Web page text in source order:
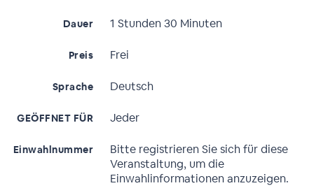
Dauer 1 Stunden 30 Minuten
Preis Frei
Sprache Deutsch
GEÖFFNET FÜR Jeder
Einwahlnummer
Bitte registrieren Sie sich für diese
Veranstaltung, um die
Einwahlinformationen anzuzeigen.